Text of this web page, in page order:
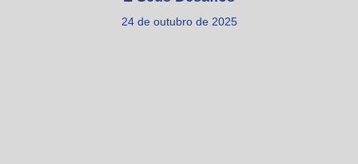
24 de outubro de 2025